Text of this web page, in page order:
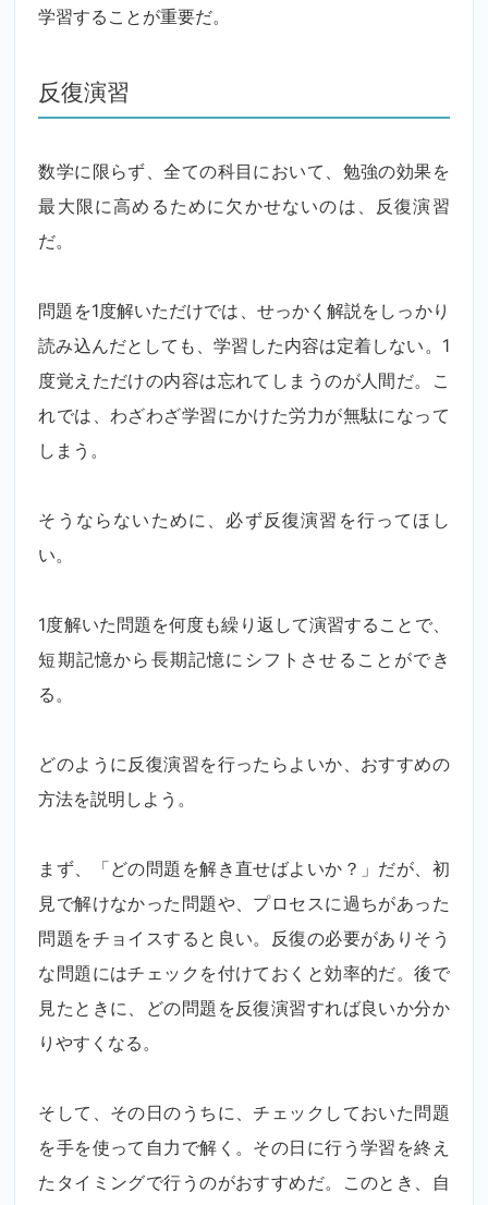
学習することが重要だ。
反復演習
数学に限らず、全ての科目において、勉強の効果を
最大限に高めるために欠かせないのは、反復演習
だ。
問題を1度解いただけでは、せっかく解説をしっかり
読み込んだとしても、学習した内容は定着しない。1
度覚えただけの内容は忘れてしまうのが人間だ。こ
れでは、わざわざ学習にかけた労力が無駄になって
しまう。
そうならないために、必ず反復演習を行ってほし
い。
1度解いた問題を何度も繰り返して演習することで、
短期記憶から長期記憶にシフトさせることができ
る。
どのように反復演習を行ったらよいか、おすすめの
方法を説明しよう。
まず、「どの問題を解き直せばよいか？」だが、初
見で解けなかった問題や、プロセスに過ちがあった
問題をチョイスすると良い。反復の必要がありそう
な問題にはチェックを付けておくと効率的だ。後で
見たときに、どの問題を反復演習すれば良いか分か
りやすくなる。
そして、その日のうちに、チェックしておいた問題
を手を使って自力で解く。その日に行う学習を終え
たタイミングで行うのがおすすめだ。このとき、自